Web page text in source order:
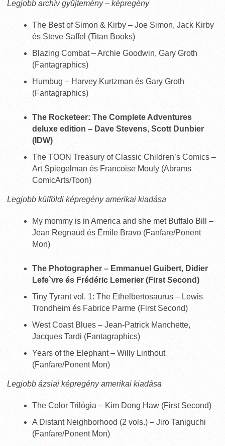
Legjobb archív gyűjtemény – képregény
The Best of Simon & Kirby – Joe Simon, Jack Kirby
és Steve Saffel (Titan Books)
Blazing Combat – Archie Goodwin, Gary Groth
(Fantagraphics)
Humbug – Harvey Kurtzman és Gary Groth
(Fantagraphics)
The Rocketeer: The Complete Adventures
deluxe edition – Dave Stevens, Scott Dunbier
(IDW)
The TOON Treasury of Classic Children’s Comics –
Art Spiegelman és Francoise Mouly (Abrams
ComicArts/Toon)
Legjobb külföldi képregény amerikai kiadása
My mommy is in America and she met Buffalo Bill –
Jean Regnaud és Émile Bravo (Fanfare/Ponent
Mon)
The Photographer – Emmanuel Guibert, Didier
Lefe`vre és Frédéric Lemerier (First Second)
Tiny Tyrant vol. 1: The Ethelbertosaurus – Lewis
Trondheim és Fabrice Parme (First Second)
West Coast Blues – Jean-Patrick Manchette,
Jacques Tardi (Fantagraphics)
Years of the Elephant – Willy Linthout
(Fanfare/Ponent Mon)
Legjobb ázsiai képregény amerikai kiadása
The Color Trilógia – Kim Dong Haw (First Second)
A Distant Neighborhood (2 vols.) – Jiro Taniguchi
(Fanfare/Ponent Mon)